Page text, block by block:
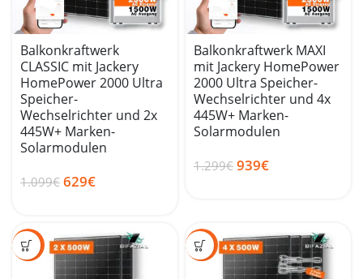
Balkonkraftwerk
CLASSIC mit Jackery
HomePower 2000 Ultra
Speicher-
Wechselrichter und 2x
445W+ Marken-
Solarmodulen
1.099€ 629€
Balkonkraftwerk MAXI
mit Jackery HomePower
2000 Ultra Speicher-
Wechselrichter und 4x
445W+ Marken-
Solarmodulen
1.299€ 939€
SALE SALE